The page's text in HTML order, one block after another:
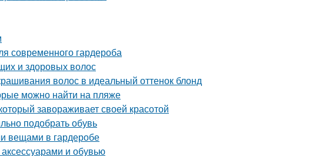
современного гардероба
и здоровых волос
волос в идеальный оттенок блонд
можно найти на пляже
завораживает своей красотой
подобрать обувь
вещами в гардеробе
и обувью